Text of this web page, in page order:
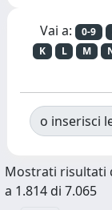
Vai a: 0-9
K
L M
o inserisci
Mostrati risultati
a 1.814 di 7.065